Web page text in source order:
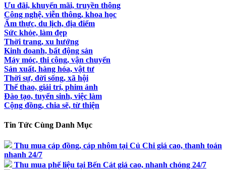
Ưu đãi, khuyến mãi, truyền thông
Công nghệ, viễn thông, khoa học
Ẩm thực, du lịch, địa điểm
Sức khỏe, làm đẹp
Thời trang, xu hướng
Kinh doanh, bất động sản
Máy móc, thi công, vận chuyển
Sản xuất, hàng hóa, vật tư
Thời sự, đời sống, xã hội
Thể thao, giải trí, phim ảnh
Đào tạo, tuyển sinh, việc làm
Cộng đồng, chia sẽ, từ thiện
Tin Tức Cùng Danh Mục
Thu mua cáp đồng, cáp nhôm tại Củ Chi giá cao, thanh toán
nhanh 24/7
Thu mua phế liệu tại Bến Cát giá cao, nhanh chóng 24/7